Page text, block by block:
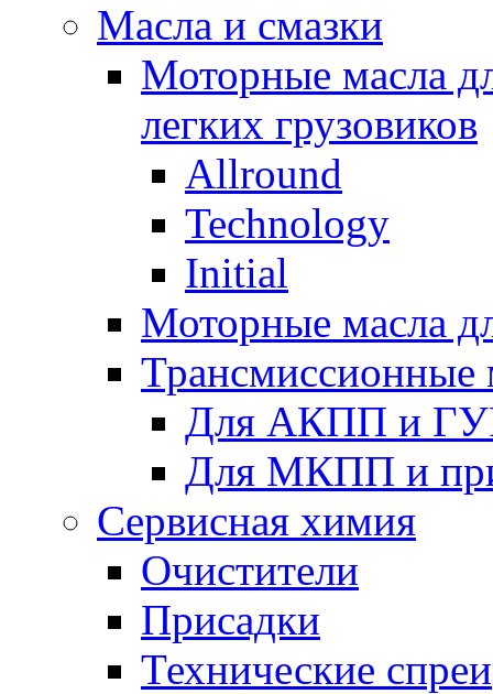
Масла и смазки
Моторные масла
легких грузовиков
Allround
Technology
Initial
Моторные масла
Трансмиссионные
Для АКПП и
Для МКПП и
Сервисная химия
Очистители
Присадки
Технические спреи